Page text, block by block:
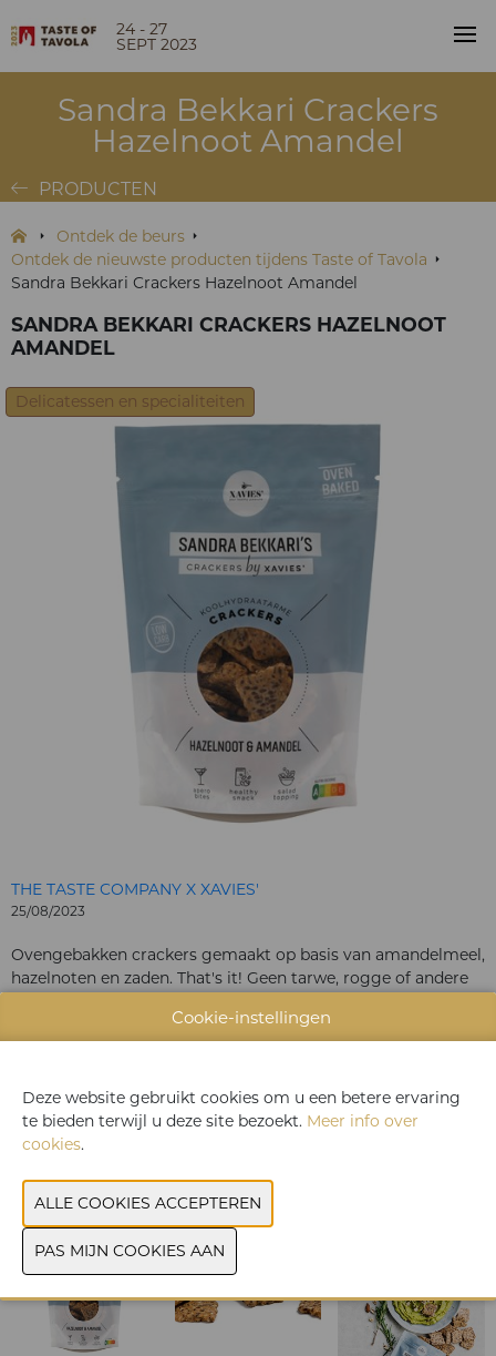
24 - 27
SEPT 2023
Sandra Bekkari Crackers
Hazelnoot Amandel
PRODUCTEN
Ontdek de beurs
Ontdek de nieuwste producten tijdens Taste of Tavola
Sandra Bekkari Crackers Hazelnoot Amandel
SANDRA BEKKARI CRACKERS HAZELNOOT
AMANDEL
Delicatessen en specialiteiten
THE TASTE COMPANY X XAVIES'
25/08/2023
Ovengebakken crackers gemaakt op basis van amandelmeel,
hazelnoten en zaden. That's it! Geen tarwe, rogge of andere
Perfect gekruid voor een heerlijke smaaksensatie. Proef deze
crackers bij dips tijdens het aperitief, als lekkere healthy
favoriete salades. Geschikt voor een koolhydraatarm dieet.
Cookie-instellingen
Deze website gebruikt cookies om u een betere ervaring
te bieden terwijl u deze site bezoekt. Meer info over
cookies.